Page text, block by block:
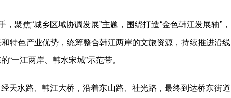
聚焦“城乡区域协调发展”主题，围绕打造“金色韩江发展轴”，
特色产业优势，统筹整合韩江两岸的文旅资源，持续推进沿线
“一江两岸、韩水宋城”示范带。
天水路、韩江大桥，沿着东山路、社光路，最终到达桥东街道